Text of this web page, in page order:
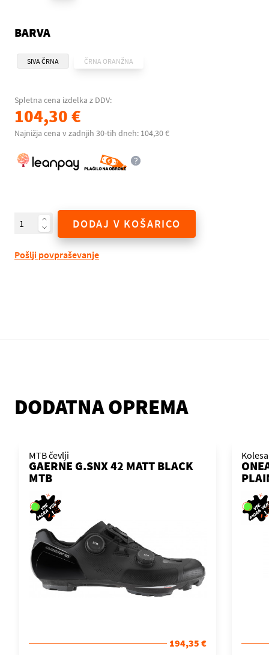
BARVA
SIVA ČRNA ČRNA ORANŽNA
Spletna cena izdelka z DDV:
104,30 €
Najnižja cena v zadnjih 30-tih dneh: 104,30 €
DODAJ V KOŠARICO
Pošlji povpraševanje
DODATNA OPREMA
MTB čevlji
GAERNE G.SNX 42 MATT BLACK
MTB
194,35 €